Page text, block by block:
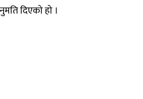
दिएको हो ।